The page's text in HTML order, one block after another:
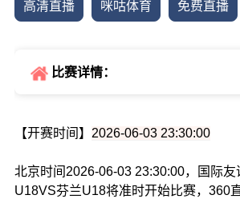
高清直播 咪咕体育 免费直播
比赛详情：
【开赛时间】 2026-06-03 23:30:00
北京时间2026-06-03 23:30:00，国际友
U18VS芬兰U18将准时开始比赛，360